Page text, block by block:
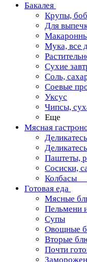
Бакалея
Крупы,
Для
Мука, все
Сухие
Соль,
Соевые
Уксус
Чипсы,
Еще
Мясная
Паштеты,
Сосиски,
Колбасы
Готовая еда
Мясные
Пельмени
Супы
Овощные
Вторые
Почти